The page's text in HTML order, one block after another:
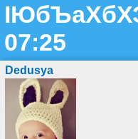
07:25
Dedusya